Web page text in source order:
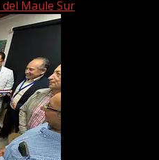
Maule Sur